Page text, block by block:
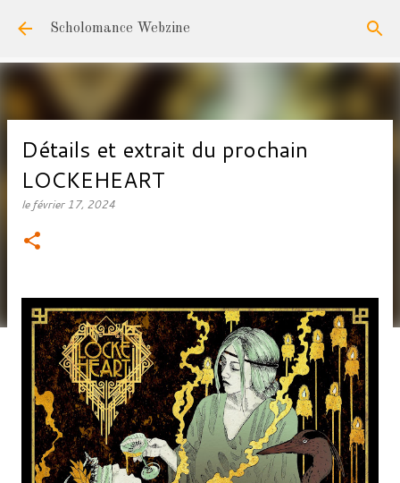
Accéder au contenu principal
Scholomance Webzine
Détails et extrait du prochain
LOCKEHEART
lefévrier 17, 2024